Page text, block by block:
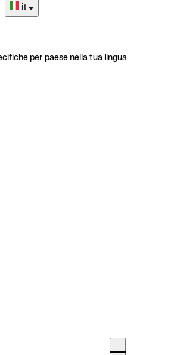
it
per paese nella tua lingua